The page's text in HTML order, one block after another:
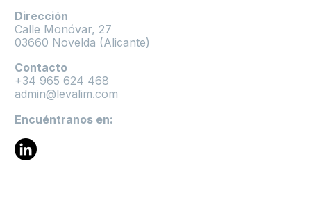
Dirección
Calle Monóvar, 27
03660 Novelda (Alicante)
Contacto
+34 965 624 468
admin@levalim.com
Encuéntranos en: